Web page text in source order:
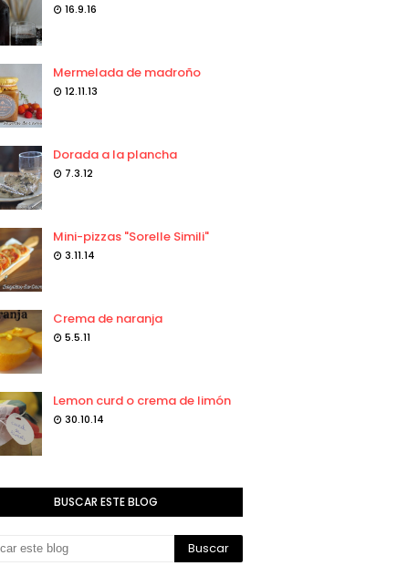
16.9.16
Mermelada de madroño
12.11.13
Dorada a la plancha
7.3.12
Mini-pizzas "Sorelle Simili"
3.11.14
Crema de naranja
5.5.11
Lemon curd o crema de limón
30.10.14
BUSCAR ESTE BLOG